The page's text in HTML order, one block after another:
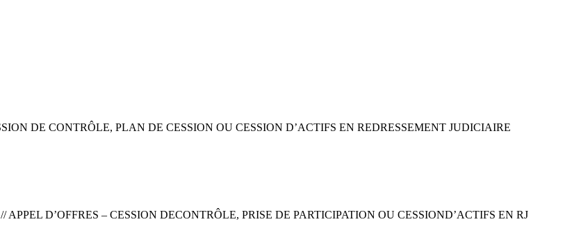
DE CONTRÔLE, PLAN DE CESSION OU CESSION D’ACTIFS EN REDRESSEMENT JUDICIAIRE
D’OFFRES – CESSION DECONTRÔLE, PRISE DE PARTICIPATION OU CESSIOND’ACTIFS EN RJ